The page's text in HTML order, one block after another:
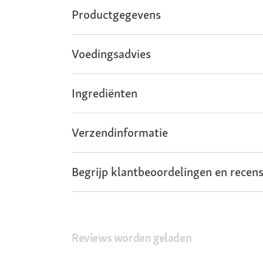
Productgegevens
Voedingsadvies
Ingrediënten
Verzendinformatie
Begrijp klantbeoordelingen en
Reviews worden geladen